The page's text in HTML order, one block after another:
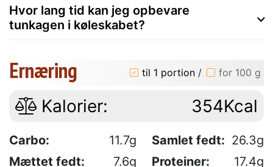
Hvor lang tid kan jeg opbevare
tunkagen i køleskabet?
Ernæring til 1 portion / for 100 g
Kalorier: 354Kcal
Carbo: 11.7g Samlet fedt: 26.3g
Mættet fedt:
7.6g Proteiner:
17.4g